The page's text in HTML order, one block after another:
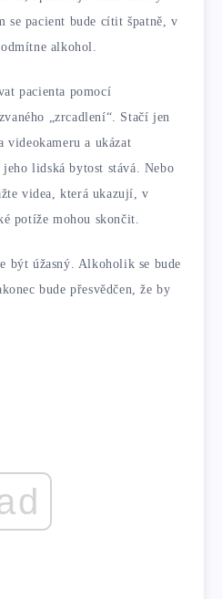
se pacient bude cítit špatně, v
alkohol.
pacienta pomocí
„zrcadlení“. Stačí jen
videokameru a ukázat
lidská bytost stává. Nebo
videa, která ukazují, v
potíže mohou skončit.
být úžasný. Alkoholik se bude
bude přesvědčen, že by